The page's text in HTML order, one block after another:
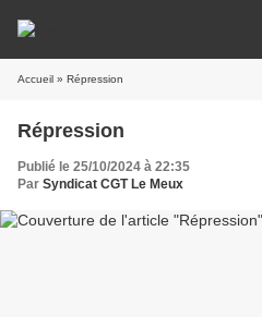
Accueil » Répression
Répression
Publié le 25/10/2024 à 22:35
Par Syndicat CGT Le Meux